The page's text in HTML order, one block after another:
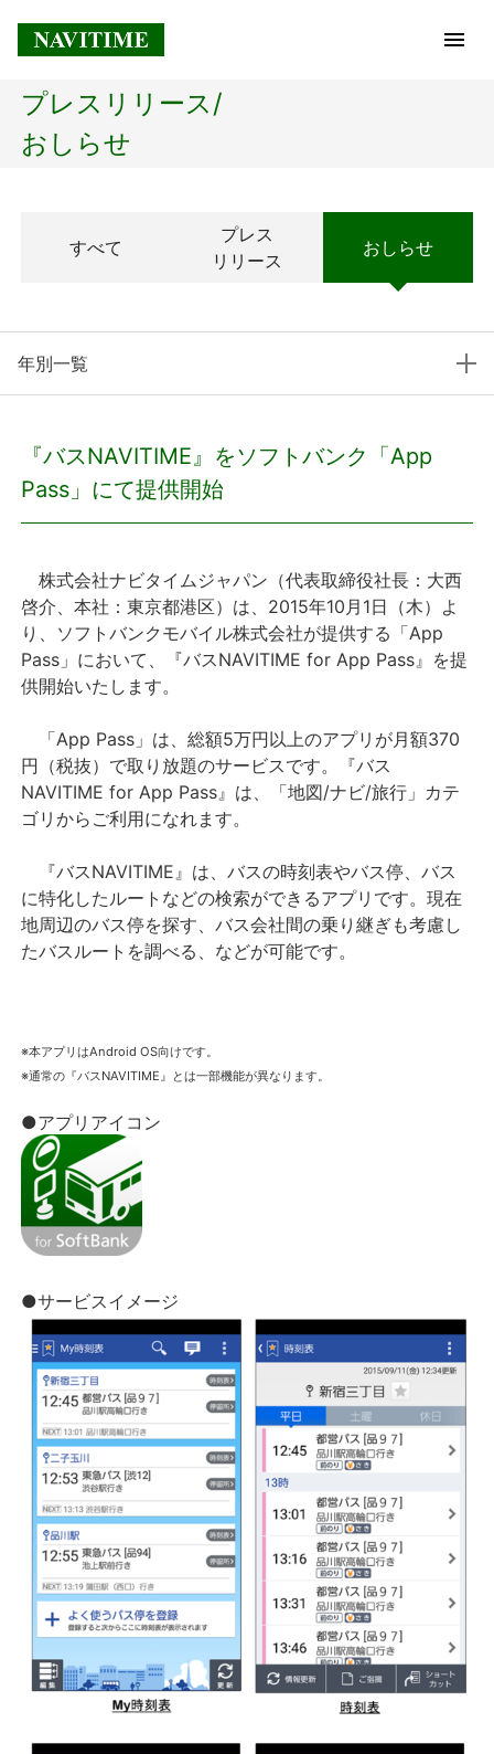
トップページ
経営理念
プレスリリース
おしらせ
サービス
法人向けサービス
採用情報
English
プレスリリース/
おしらせ
すべて
プレス
リリース
おしらせ
年別一覧
『バスNAVITIME』をソフトバンク「App
Pass」にて提供開始
株式会社ナビタイムジャパン（代表取締役社長：大西
啓介、本社：東京都港区）は、2015年10月1日（木）よ
り、ソフトバンクモバイル株式会社が提供する「App
Pass」において、『バスNAVITIME for App Pass』を提
供開始いたします。
「App Pass」は、総額5万円以上のアプリが月額370
円（税抜）で取り放題のサービスです。『バス
NAVITIME for App Pass』は、「地図/ナビ/旅行」カテ
ゴリからご利用になれます。
『バスNAVITIME』は、バスの時刻表やバス停、バス
に特化したルートなどの検索ができるアプリです。現在
地周辺のバス停を探す、バス会社間の乗り継ぎも考慮し
たバスルートを調べる、などが可能です。
※本アプリはAndroid OS向けです。
※通常の『バスNAVITIME』とは一部機能が異なります。
●アプリアイコン
●サービスイメージ